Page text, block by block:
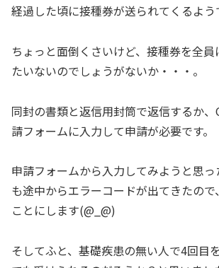
経過した頃に接種券が送られてくるよう
ちょっと面倒くさいけど、接種券を全
たいないのでしょうがないか・・・。
同封の書類と返信用封筒で返信するか、
請フォームに入力して申請が必要です。
申請フォームから入力してみようと思
も途中からエラーコードが出てきたの
ことにします(@_@)
そしてふと、基礎疾患の無い人で4回目